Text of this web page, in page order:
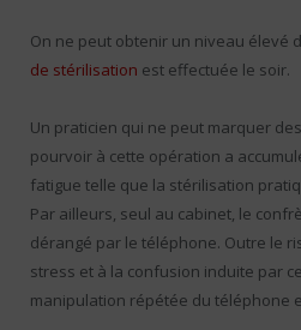
On ne peut obtenir un niveau élevé
de stérilisation est effectuée le soir.
Un praticien qui ne peut marquer
pourvoir à cette opération a
fatigue telle que la stérilisation
Par ailleurs, seul au cabinet, le
dérangé par le téléphone. Outre le
stress et à la confusion induite par
manipulation répétée du téléphone